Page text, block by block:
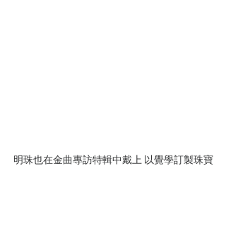
明珠也在金曲專訪特輯中戴上 以覺學訂製珠寶